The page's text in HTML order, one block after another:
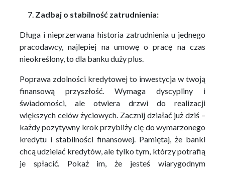
Zadbaj o stabilność zatrudnienia:
Długa i nieprzerwana historia zatrudnienia u jednego
pracodawcy, najlepiej na umowę o pracę na czas
nieokreślony, to dla banku duży plus.
Poprawa zdolności kredytowej to inwestycja w twoją
finansową przyszłość. Wymaga dyscypliny i
świadomości, ale otwiera drzwi do realizacji
większych celów życiowych. Zacznij działać już dziś –
każdy pozytywny krok przybliży cię do wymarzonego
kredytu i stabilności finansowej. Pamiętaj, że banki
chcą udzielać kredytów, ale tylko tym, którzy potrafią
je spłacić. Pokaż im, że jesteś wiarygodnym